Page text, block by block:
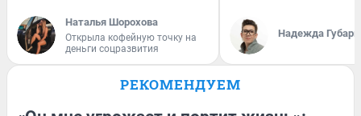
Наталья Шорохова
Открыла кофейную точку на
деньги соцразвития
Надежда Губарь
РЕКОМЕНДУЕМ